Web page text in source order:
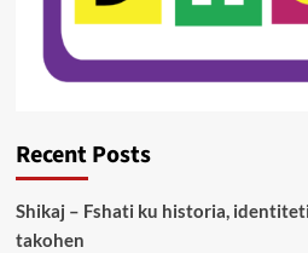
Recent Posts
Shikaj – Fshati ku historia,
takohen